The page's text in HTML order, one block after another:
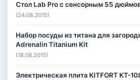
Стол Lab Pro с сенсорным 55
(24.08.2015)
Набор посуды из титана для
Adrenalin Titanium Kit
(18.08.2015)
Электрическая плита KITFORT КТ-